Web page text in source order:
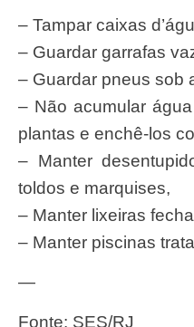
– Tampar caixas
– Guardar garrafas
– Guardar pneus sob
– Não acumular
plantas e enchê-los
– Manter
toldos e marquises,
– Manter lixeiras
– Manter piscinas
—
Fonte: SES/RJ